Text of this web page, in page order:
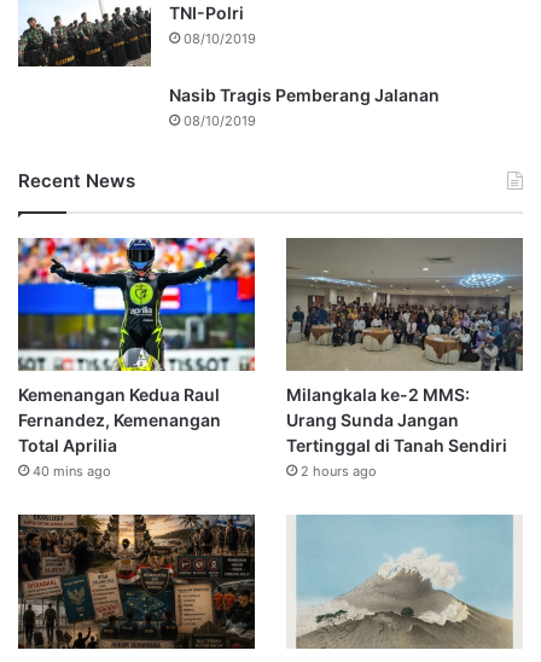
TNI-Polri
08/10/2019
Nasib Tragis Pemberang Jalanan
08/10/2019
Recent News
Kemenangan Kedua Raul
Fernandez, Kemenangan
Total Aprilia
40 mins ago
Milangkala ke-2 MMS:
Urang Sunda Jangan
Tertinggal di Tanah Sendiri
2 hours ago